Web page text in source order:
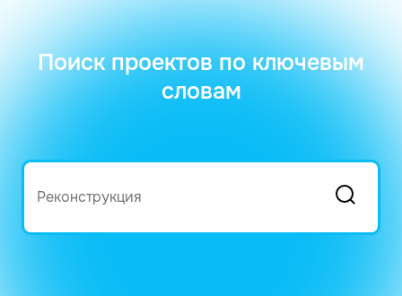
Поиск проектов по ключевым
словам